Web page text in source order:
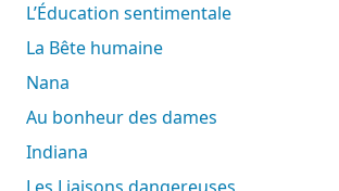
L’Éducation sentimentale
La Bête humaine
Nana
Au bonheur des dames
Indiana